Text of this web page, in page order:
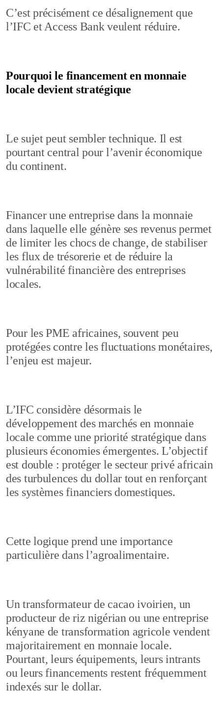
C’est précisément ce désalignement que
l’IFC et Access Bank veulent réduire.
Pourquoi le financement en monnaie
locale devient stratégique
Le sujet peut sembler technique. Il est
pourtant central pour l’avenir économique
du continent.
Financer une entreprise dans la monnaie
dans laquelle elle génère ses revenus permet
de limiter les chocs de change, de stabiliser
les flux de trésorerie et de réduire la
vulnérabilité financière des entreprises
locales.
Pour les PME africaines, souvent peu
protégées contre les fluctuations monétaires,
l’enjeu est majeur.
L’IFC considère désormais le
développement des marchés en monnaie
locale comme une priorité stratégique dans
plusieurs économies émergentes. L’objectif
est double : protéger le secteur privé africain
des turbulences du dollar tout en renforçant
les systèmes financiers domestiques.
Cette logique prend une importance
particulière dans l’agroalimentaire.
Un transformateur de cacao ivoirien, un
producteur de riz nigérian ou une entreprise
kényane de transformation agricole vendent
majoritairement en monnaie locale.
Pourtant, leurs équipements, leurs intrants
ou leurs financements restent fréquemment
indexés sur le dollar.